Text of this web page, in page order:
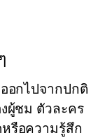
อกไปจากปกติ
ผู้ชม ตัวละคร
รือความรู้สึก